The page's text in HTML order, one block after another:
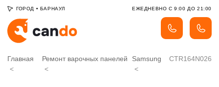
ГОРОД • БАРНАУЛ ЕЖЕДНЕВНО С 9:00 ДО 21:00
Главная Ремонт варочных панелей Samsung CTR164N026